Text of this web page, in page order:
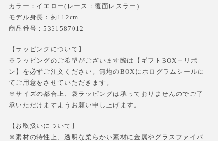
カラー：イエロー(レース：覆面レスラー)
モデル身長：約112cm
商品番号：5331587012
【ラッピングについて】
※ラッピングのご希望がございます際は【ギフトBOX＋リボ
ン】を必ずご注文ください。無地のBOXにホログラムシールに
てご用意をさせていただきます。
※サイズの都合上、袋ラッピングは承っておりませんのでご了
承いただけますようお願い申し上げます。
【お取扱いについて】
※素材の特性上、透明な柔らかい素材に金属やグラスファイバ